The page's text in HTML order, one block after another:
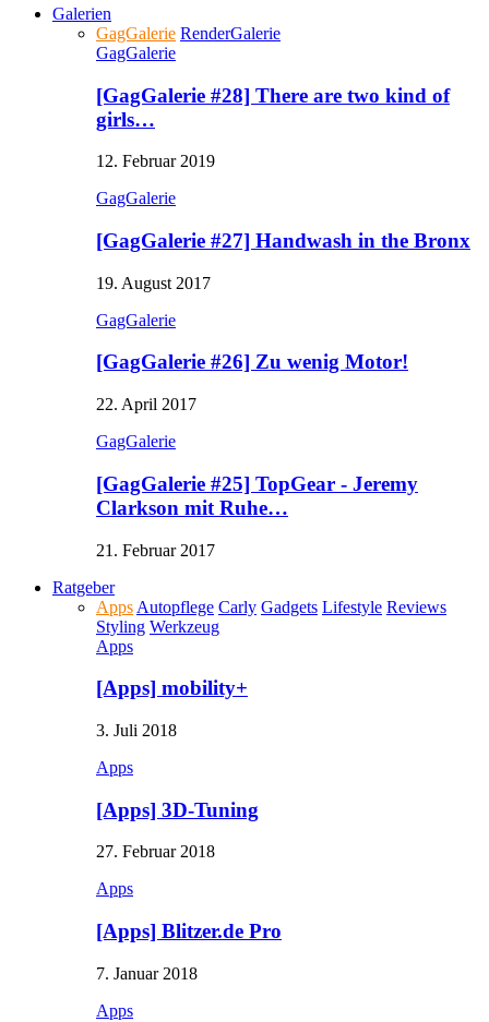
Galerien
GagGalerie RenderGalerie
GagGalerie
[GagGalerie #28] There are two kind of
girls…
12. Februar 2019
GagGalerie
[GagGalerie #27] Handwash in the Bronx
19. August 2017
GagGalerie
[GagGalerie #26] Zu wenig Motor!
22. April 2017
GagGalerie
[GagGalerie #25] TopGear - Jeremy
Clarkson mit Ruhe…
21. Februar 2017
Ratgeber
Apps Autopflege Carly Gadgets Lifestyle Reviews
Styling Werkzeug
Apps
[Apps] mobility+
3. Juli 2018
Apps
[Apps] 3D-Tuning
27. Februar 2018
Apps
[Apps] Blitzer.de Pro
7. Januar 2018
Apps